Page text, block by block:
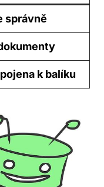
správně
k balíku